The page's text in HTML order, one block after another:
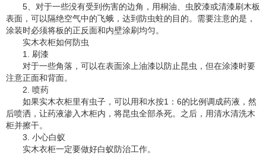
5、对于一些没有受到伤害的边角，用桐油、虫胶漆或清漆刷木板
表面，可以隔绝空气中的飞蛾，达到防虫蛀的目的。需要注意的是，
涂装时必须将板的正反面和内壁涂刷均匀。
实木衣柜如何防虫
1. 刷漆
对于一些角落，可以在表面涂上油漆以防止昆虫，但在涂漆时要
注意正面和背面。
2. 喷药
如果实木衣柜里有虫子，可以用和水按1：6的比例调成药液，然
后喷洒，让药液渗入木柜内，将昆虫全部杀死。之后，用清水清洗木
柜并擦干。
3. 小心白蚁
实木衣柜一定要做好白蚁防治工作。